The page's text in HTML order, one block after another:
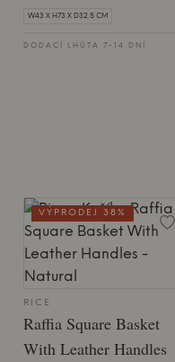
W43 X H73 X D32.5 CM
DODACÍ LHŮTA 7-14 DNÍ
RICE
Raffia Square Basket
With Leather Handles
VÝPRODEJ 38%